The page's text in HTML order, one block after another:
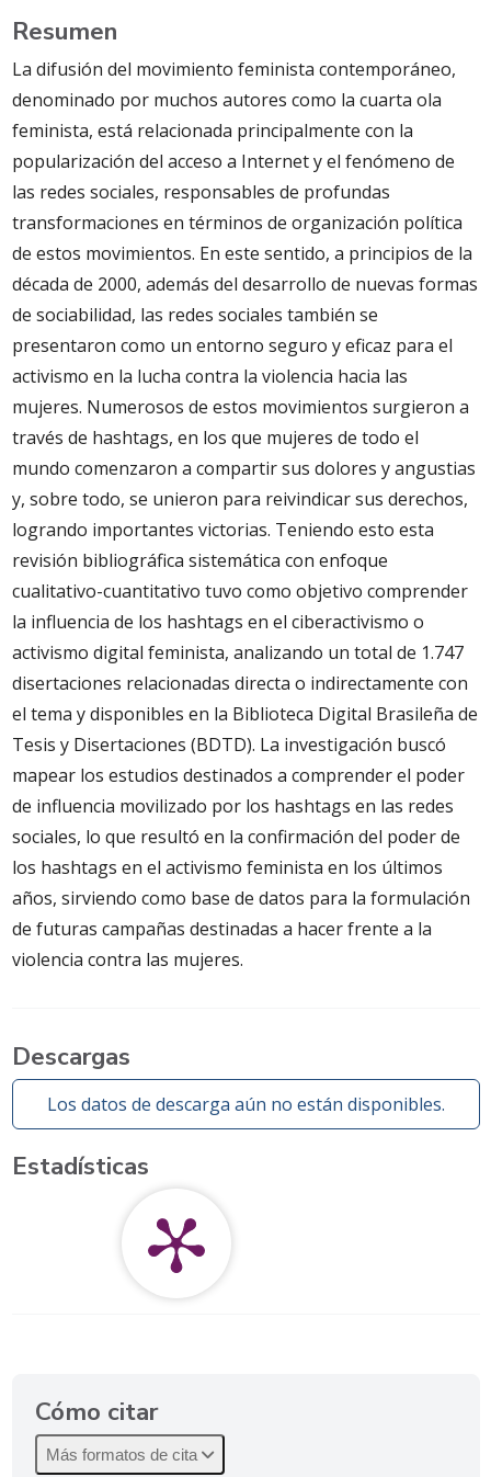
Resumen
La difusión del movimiento feminista contemporáneo,
denominado por muchos autores como la cuarta ola
feminista, está relacionada principalmente con la
popularización del acceso a Internet y el fenómeno de
las redes sociales, responsables de profundas
transformaciones en términos de organización política
de estos movimientos. En este sentido, a principios de la
década de 2000, además del desarrollo de nuevas formas
de sociabilidad, las redes sociales también se
presentaron como un entorno seguro y eficaz para el
activismo en la lucha contra la violencia hacia las
mujeres. Numerosos de estos movimientos surgieron a
través de hashtags, en los que mujeres de todo el
mundo comenzaron a compartir sus dolores y angustias
y, sobre todo, se unieron para reivindicar sus derechos,
logrando importantes victorias. Teniendo esto esta
revisión bibliográfica sistemática con enfoque
cualitativo-cuantitativo tuvo como objetivo comprender
la influencia de los hashtags en el ciberactivismo o
activismo digital feminista, analizando un total de 1.747
disertaciones relacionadas directa o indirectamente con
el tema y disponibles en la Biblioteca Digital Brasileña de
Tesis y Disertaciones (BDTD). La investigación buscó
mapear los estudios destinados a comprender el poder
de influencia movilizado por los hashtags en las redes
sociales, lo que resultó en la confirmación del poder de
los hashtags en el activismo feminista en los últimos
años, sirviendo como base de datos para la formulación
de futuras campañas destinadas a hacer frente a la
violencia contra las mujeres.
Descargas
Los datos de descarga aún no están disponibles.
Estadísticas
Cómo citar
Más formatos de cita